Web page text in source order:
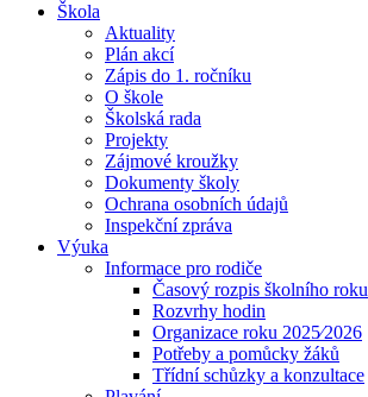
Škola
Aktuality
Plán akcí
Zápis do 1. ročníku
O škole
Školská rada
Projekty
Zájmové kroužky
Dokumenty školy
Ochrana osobních údajů
Inspekční zpráva
Výuka
Informace pro rodiče
Časový rozpis školního roku
Rozvrhy hodin
Organizace roku 2025⁄2026
Potřeby a pomůcky žáků
Třídní schůzky a konzultace